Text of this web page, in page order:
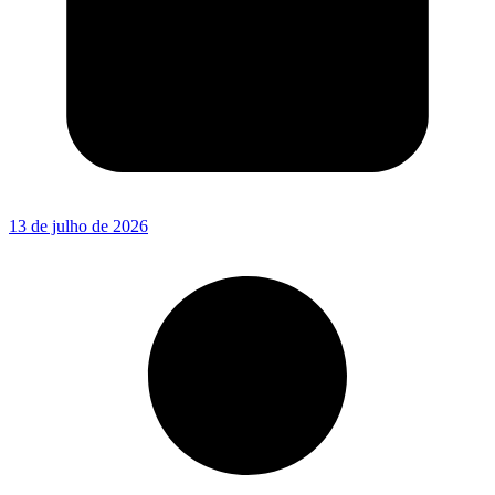
13 de julho de 2026